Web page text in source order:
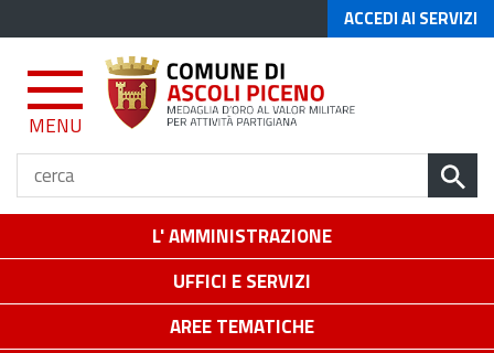
ACCEDI AI SERVIZI
MENU
L' AMMINISTRAZIONE
UFFICI E SERVIZI
AREE TEMATICHE